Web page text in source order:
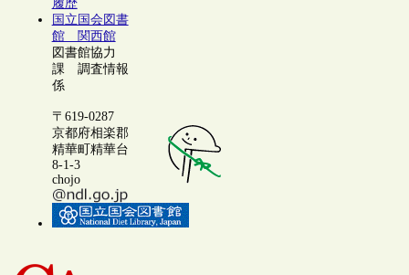
履歴
国立国会図書
館 関西館
図書館協力
課 調査情報
係
〒619-0287
京都府相楽郡
精華町精華台
8-1-3
chojo